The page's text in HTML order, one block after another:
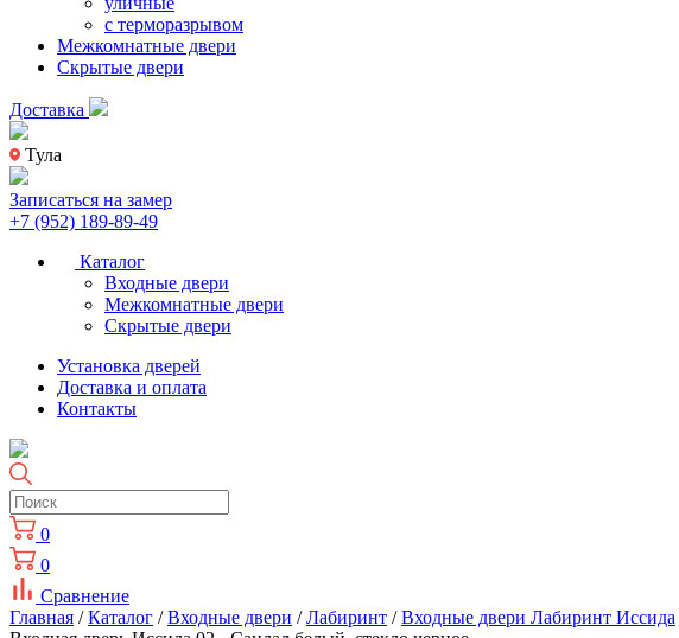
с терморазрывом
Межкомнатные двери
Скрытые двери
Доставка
Тула
Записаться на замер
+7 (952) 189-89-49
Каталог
Входные двери
Межкомнатные двери
Скрытые двери
Установка дверей
Доставка и оплата
Контакты
0
0
Сравнение
Главная /Каталог /Входные двери /Лабиринт /Входные двери Лабиринт Иссида